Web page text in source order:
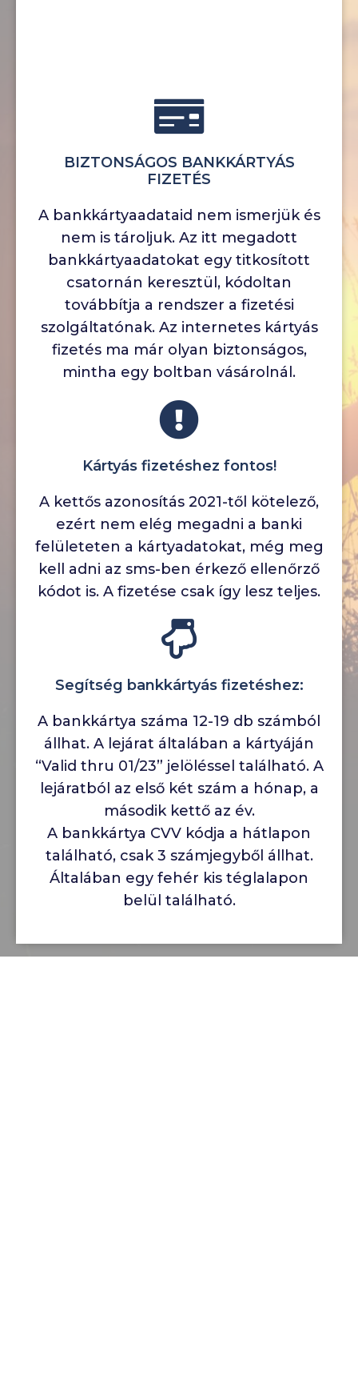
BIZTONSÁGOS BANKKÁRTYÁS
FIZETÉS
A bankkártyaadataid nem ismerjük és
nem is tároljuk. Az itt megadott
bankkártyaadatokat egy titkosított
csatornán keresztül, kódoltan
továbbítja a rendszer a fizetési
szolgáltatónak. Az internetes kártyás
fizetés ma már olyan biztonságos,
mintha egy boltban vásárolnál.
Kártyás fizetéshez fontos!
A kettős azonosítás 2021-től kötelező,
ezért nem elég megadni a banki
felületeten a kártyadatokat, még meg
kell adni az sms-ben érkező ellenőrző
kódot is. A fizetése csak így lesz teljes.
Segítség bankkártyás fizetéshez:
A bankkártya száma 12-19 db számból
állhat. A lejárat általában a kártyáján
“Valid thru 01/23” jelöléssel található. A
lejáratból az első két szám a hónap, a
második kettő az év.
A bankkártya CVV kódja a hátlapon
található, csak 3 számjegyből állhat.
Általában egy fehér kis téglalapon
belül található.